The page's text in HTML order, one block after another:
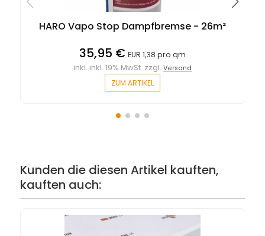
HARO Vapo Stop Dampfbremse - 26m²
35,95 € EUR 1,38 pro qm
inkl. inkl. 19% MwSt. zzgl.Versand
ZUM ARTIKEL
Kunden die diesen Artikel kauften,
kauften auch: